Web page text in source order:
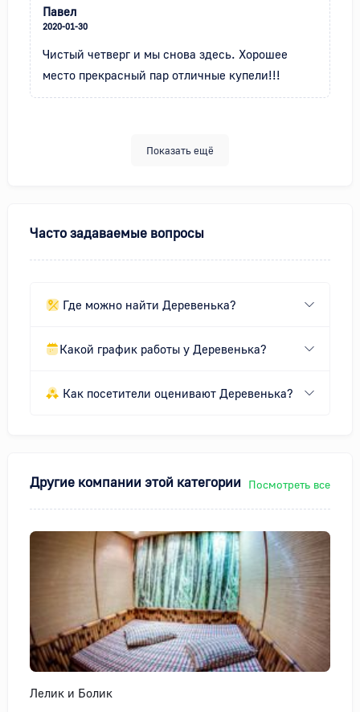
Павел
2020-01-30
Чистый четверг и мы снова здесь. Хорошее
место прекрасный пар отличные купели!!!
Показать ещё
Часто задаваемые вопросы
Где можно найти Деревенька?
Какой график работы у Деревенька?
Как посетители оценивают Деревенька?
Другие компании этой категории Посмотреть все
Лелик и Болик